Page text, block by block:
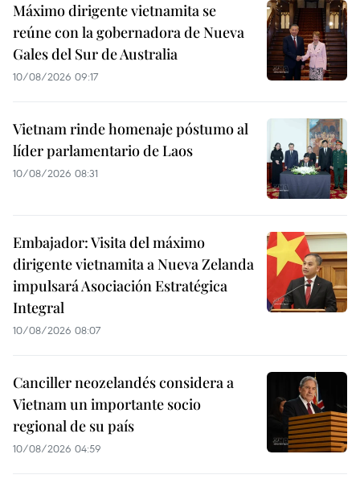
Máximo dirigente vietnamita se
reúne con la gobernadora de Nueva
Gales del Sur de Australia
10/08/2026 09:17
Vietnam rinde homenaje póstumo al
líder parlamentario de Laos
10/08/2026 08:31
Embajador: Visita del máximo
dirigente vietnamita a Nueva Zelanda
impulsará Asociación Estratégica
Integral
10/08/2026 08:07
Canciller neozelandés considera a
Vietnam un importante socio
regional de su país
10/08/2026 04:59